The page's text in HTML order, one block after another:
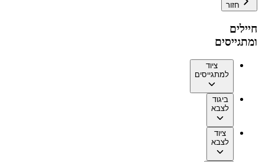
חזור
חיילים
ומתגייסים
ציוד
למתגייסים
ביגוד
לצבא
ציוד
לצבא